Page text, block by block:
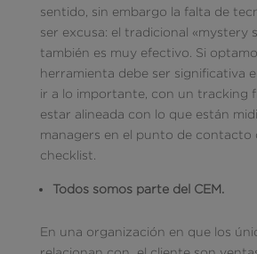
sentido, sin embargo la falta de
ser excusa: el tradicional «mystery
también es muy efectivo. Si
herramienta debe ser significativa
ir a lo importante, con un tracking
estar alineada con lo que están
managers en el punto de contacto
checklist.
Todos somos parte del CEM.
En una organización en que los